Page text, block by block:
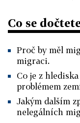
Co se
Proč by měl
migraci.
Co je z
problémem
Jakým dalším
nelegálních